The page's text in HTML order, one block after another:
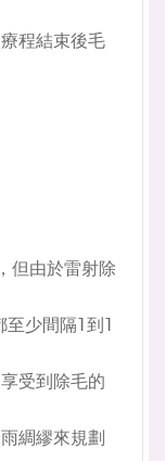
程結束後毛
但由於雷射除
少間隔1到1
受到除毛的
綢繆來規劃